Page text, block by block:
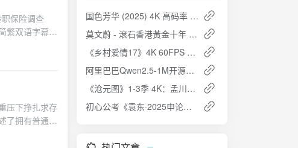
，夜色里车
：7.1.4布
简体、繁体、
只剩手指滑
静一动，亮暗
搬运通道文件
保险调查
繁双语字幕，
。曾是搜查
？制度缝隙
自乱阵脚。
都会演戏"。案
压下挣扎求存
了拥有普通梦
国色芳华 (2025) 4K 高码率 S01完结 32集全：女性逆袭与家国情怀的盛唐传奇
莫文蔚 - 滾石香港黃金十年 - 莫文蔚精選 2003 - ALAC
《乡村爱情17》4K 60FPS 全集下载：象牙山婚姻保卫战爆笑开打！附全系列资源（2006-2025）🌾
阿里巴巴Qwen2.5-1M开源模型：百万Token上下文媲美GPT-4o mini
《沧元图》1-3季 4K：孟川的复仇传奇与成长之路
初心公考《袁东·2025申论领跑营套题实战班》：12套题，48节课，申论备考利器